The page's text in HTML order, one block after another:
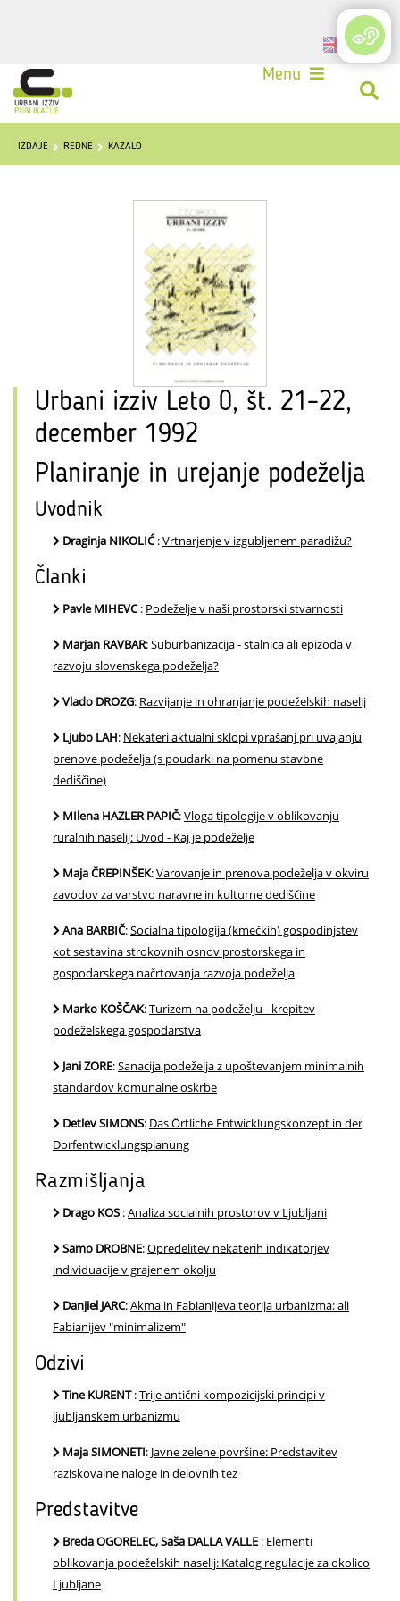
Login
Menu
IZDAJE REDNE KAZALO
Urbani izziv Leto 0, št. 21–22,
december 1992
Planiranje in urejanje podeželja
Uvodnik
Draginja NIKOLIĆ:Vrtnarjenje v izgubljenem paradižu?
Članki
Pavle MIHEVC: Podeželje v naši prostorski stvarnosti
Marjan RAVBAR:Suburbanizacija - stalnica ali epizoda v
razvoju slovenskega podeželja?
Vlado DROZG: Razvijanje in ohranjanje podeželskih naselij
Ljubo LAH: Nekateri aktualni sklopi vprašanj pri uvajanju
prenove podeželja (s poudarki na pomenu stavbne
dediščine)
MIlena HAZLER PAPIČ:Vloga tipologije v oblikovanju
ruralnih naselij: Uvod - Kaj je podeželje
Maja ČREPINŠEK:Varovanje in prenova podeželja v okviru
zavodov za varstvo naravne in kulturne dediščine
Ana BARBIČ:Socialna tipologija (kmečkih) gospodinjstev
kot sestavina strokovnih osnov prostorskega in
gospodarskega načrtovanja razvoja podeželja
Marko KOŠČAK:Turizem na podeželju - krepitev
podeželskega gospodarstva
Jani ZORE:Sanacija podeželja z upoštevanjem minimalnih
standardov komunalne oskrbe
Detlev SIMONS: Das Örtliche Entwicklungskonzept in der
Dorfentwicklungsplanung
Razmišljanja
Drago KOS :Analiza socialnih prostorov v Ljubljani
Samo DROBNE:Opredelitev nekaterih indikatorjev
individuacije v grajenem okolju
Danjiel JARC:Akma in Fabianijeva teorija urbanizma: ali
Fabianijev "minimalizem"
Odzivi
Tine KURENT:Trije antični kompozicijski principi v
ljubljanskem urbanizmu
Maja SIMONETI: Javne zelene površine: Predstavitev
raziskovalne naloge in delovnih tez
Predstavitve
Breda OGORELEC, Saša DALLA VALLE : Elementi
oblikovanja podeželskih naselij: Katalog regulacije za okolico
Ljubljane